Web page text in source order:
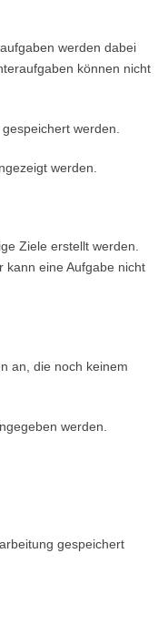
werden dabei
können nicht
werden.
werden.
Ziele erstellt werden.
kann eine Aufgabe nicht
an, die noch keinem
werden.
gespeichert